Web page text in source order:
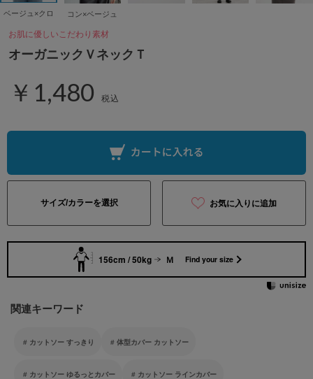
ベージュ×クロ コン×ベージュ
お肌に優しいこだわり素材
オーガニックＶネックＴ
￥1,480 税込
サイズ/カラーを選択 お気に入りに追加
156cm / 50kg Ｍ Find your size
関連キーワード
カットソー すっきり 体型カバー カットソー
カットソー ゆるっとカバー カットソー ラインカバー